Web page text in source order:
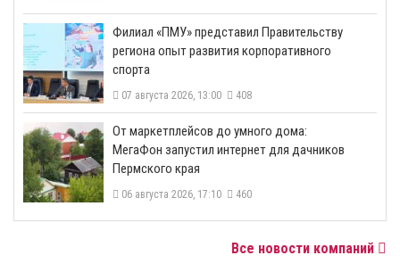
​Филиал «ПМУ» представил Правительству
региона опыт развития корпоративного
спорта
07 августа 2026, 13:00 408
От маркетплейсов до умного дома:
МегаФон запустил интернет для дачников
Пермского края
06 августа 2026, 17:10 460
Все новости компаний